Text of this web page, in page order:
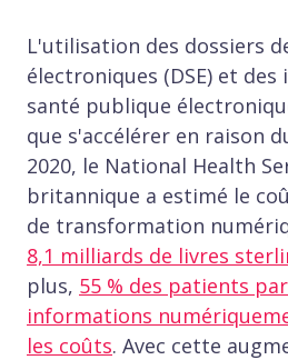
L'utilisation des dossiers
électroniques (DSE) et
santé publique
que s'accélérer en raison
2020, le National Health
britannique a estimé le
de transformation
8,1 milliards de livres
plus, 55 % des patients
informations
les coûts. Avec cette